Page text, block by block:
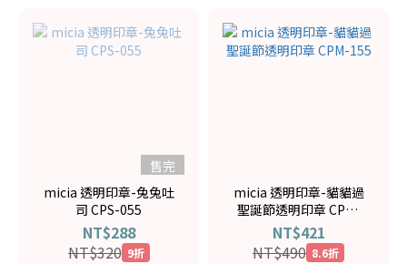
售完
micia 透明印章-兔兔吐
司 CPS-055
NT$288
NT$320 9折
micia 透明印章-貓貓過
聖誕節透明印章 CPM-
155
NT$421
NT$490 8.6折